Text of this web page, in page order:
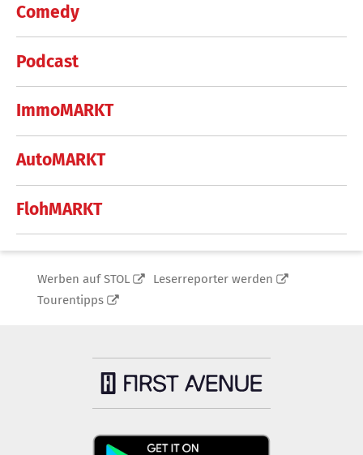
Comedy
Podcast
ImmoMARKT
AutoMARKT
FlohMARKT
Werben auf STOL
Leserreporter werden
Tourentipps